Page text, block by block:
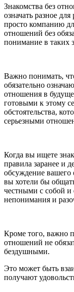
Знакомства без
означать разное
просто компанию
отношений без
понимание в таких
Важно понимать,
обязательно
отношения в
готовыми к этому
обстоятельства,
серьезными
Когда вы ищете
правила заранее и
обсуждение вашего
вы хотели бы
честными с собой и
непонимания и
Кроме того, важно
отношений не
бездушными.
Это может быть
получают